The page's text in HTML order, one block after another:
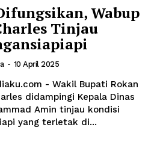
Wabup
Tinjau
- 10 April 2025
- Wakil Bupati Rokan
didampingi Kepala Dinas
Amin tinjau kondisi
yang terletak di...